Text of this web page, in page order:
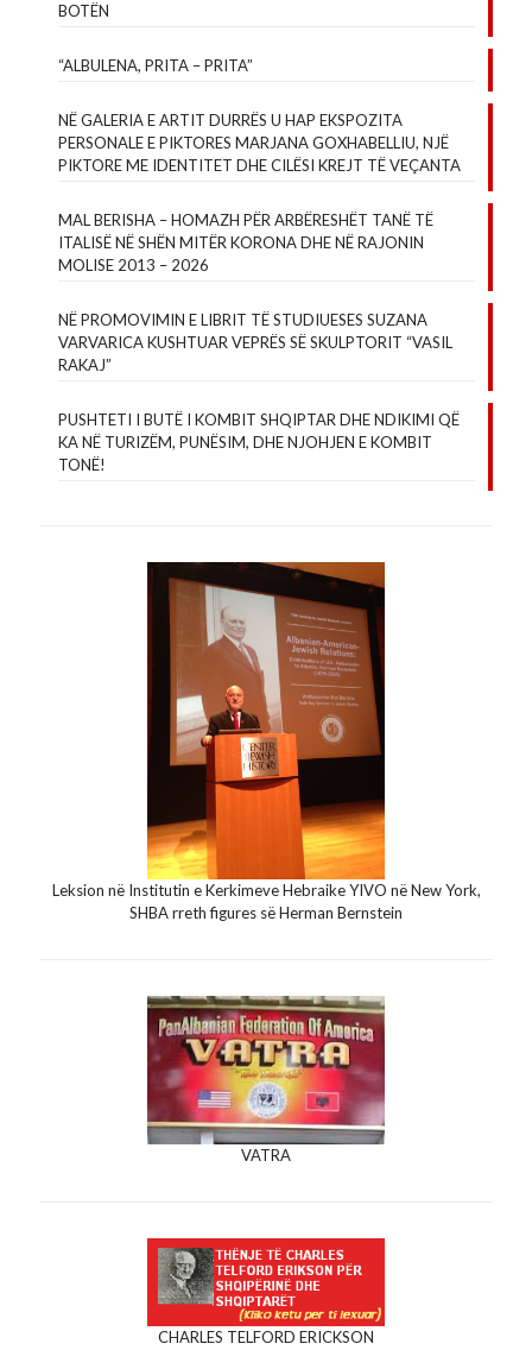
BOTËN
“ALBULENA, PRITA – PRITA”
NË GALERIA E ARTIT DURRËS U HAP EKSPOZITA
PERSONALE E PIKTORES MARJANA GOXHABELLIU, NJË
PIKTORE ME IDENTITET DHE CILËSI KREJT TË VEÇANTA
MAL BERISHA – HOMAZH PËR ARBËRESHËT TANË TË
ITALISË NË SHËN MITËR KORONA DHE NË RAJONIN
MOLISE 2013 – 2026
NË PROMOVIMIN E LIBRIT TË STUDIUESES SUZANA
VARVARICA KUSHTUAR VEPRËS SË SKULPTORIT “VASIL
RAKAJ”
PUSHTETI I BUTË I KOMBIT SHQIPTAR DHE NDIKIMI QË
KA NË TURIZËM, PUNËSIM, DHE NJOHJEN E KOMBIT
TONË!
Leksion në Institutin e Kerkimeve Hebraike YIVO në New York,
SHBA rreth figures së Herman Bernstein
VATRA
CHARLES TELFORD ERICKSON